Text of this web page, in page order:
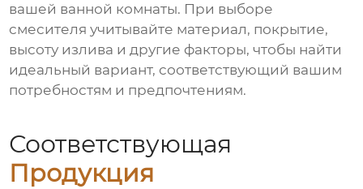
вашей ванной комнаты. При выборе
смесителя учитывайте материал, покрытие,
высоту излива и другие факторы, чтобы найти
идеальный вариант, соответствующий вашим
потребностям и предпочтениям.
Соответствующая
Продукция